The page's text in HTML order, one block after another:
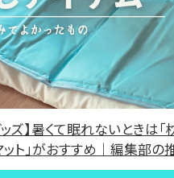
ズ】暑くて眠れないときは
ト」がおすすめ｜編集部の